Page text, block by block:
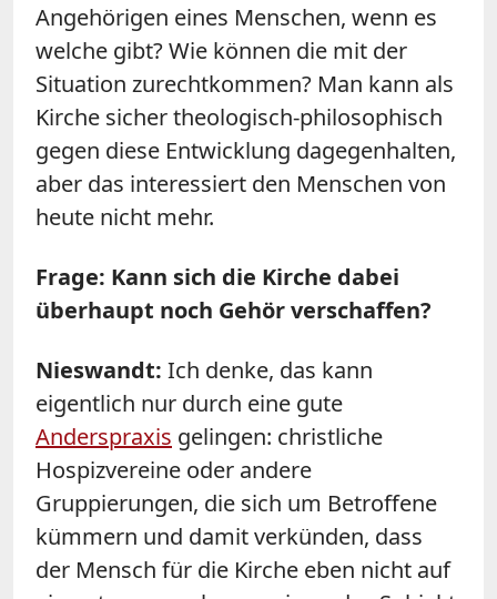
Angehörigen eines Menschen, wenn es
welche gibt? Wie können die mit der
Situation zurechtkommen? Man kann als
Kirche sicher theologisch-philosophisch
gegen diese Entwicklung dagegenhalten,
aber das interessiert den Menschen von
heute nicht mehr.
Frage: Kann sich die Kirche dabei
überhaupt noch Gehör verschaffen?
Nieswandt: Ich denke, das kann
eigentlich nur durch eine gute
Anderspraxis gelingen: christliche
Hospizvereine oder andere
Gruppierungen, die sich um Betroffene
kümmern und damit verkünden, dass
der Mensch für die Kirche eben nicht auf